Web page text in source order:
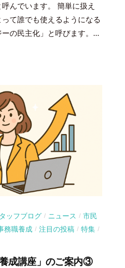
んでいます。 簡単に扱え
て誰でも使えるようになる
の民主化」と呼びます。...
ッフブログ / ニュース / 市民
務職養成 / 注目の投稿 / 特集 /
養成講座」のご案内③